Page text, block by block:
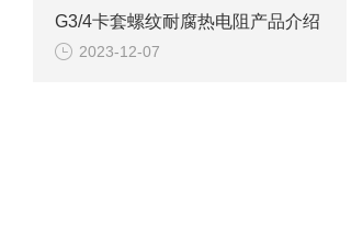
G3/4卡套螺纹耐腐热电阻产品介绍
2023-12-07